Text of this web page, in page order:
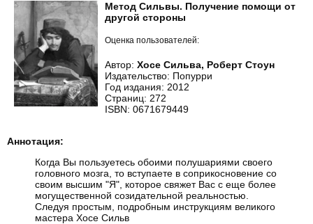
Метод Сильвы. Получение помощи от
другой стороны
Оценка пользователей:
Автор: Хосе Сильва, Роберт Стоун
Издательство: Попурри
Год издания: 2012
Страниц: 272
ISBN: 0671679449
Аннотация:
Когда Вы пользуетесь обоими полушариями своего
головного мозга, то вступаете в соприкосновение со
своим высшим "Я", которое свяжет Вас с еще более
могущественной созидательной реальностью.
Следуя простым, подробным инструкциям великого
мастера Хосе Сильв